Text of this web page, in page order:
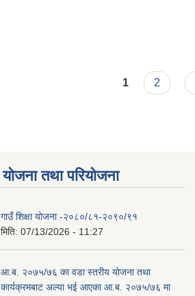
1 2
योजना तथा परियोजना
गाउँ शिक्षा योजना -२०८०/८१-२०९०/९१
मिति: 07/13/2026 - 11:27
आ.ब. २०७५/७६ का वडा स्तरीय योजना तथा
कार्यक्रमबाट अल्या भई आएका आ.ब. २०७५/७६ मा